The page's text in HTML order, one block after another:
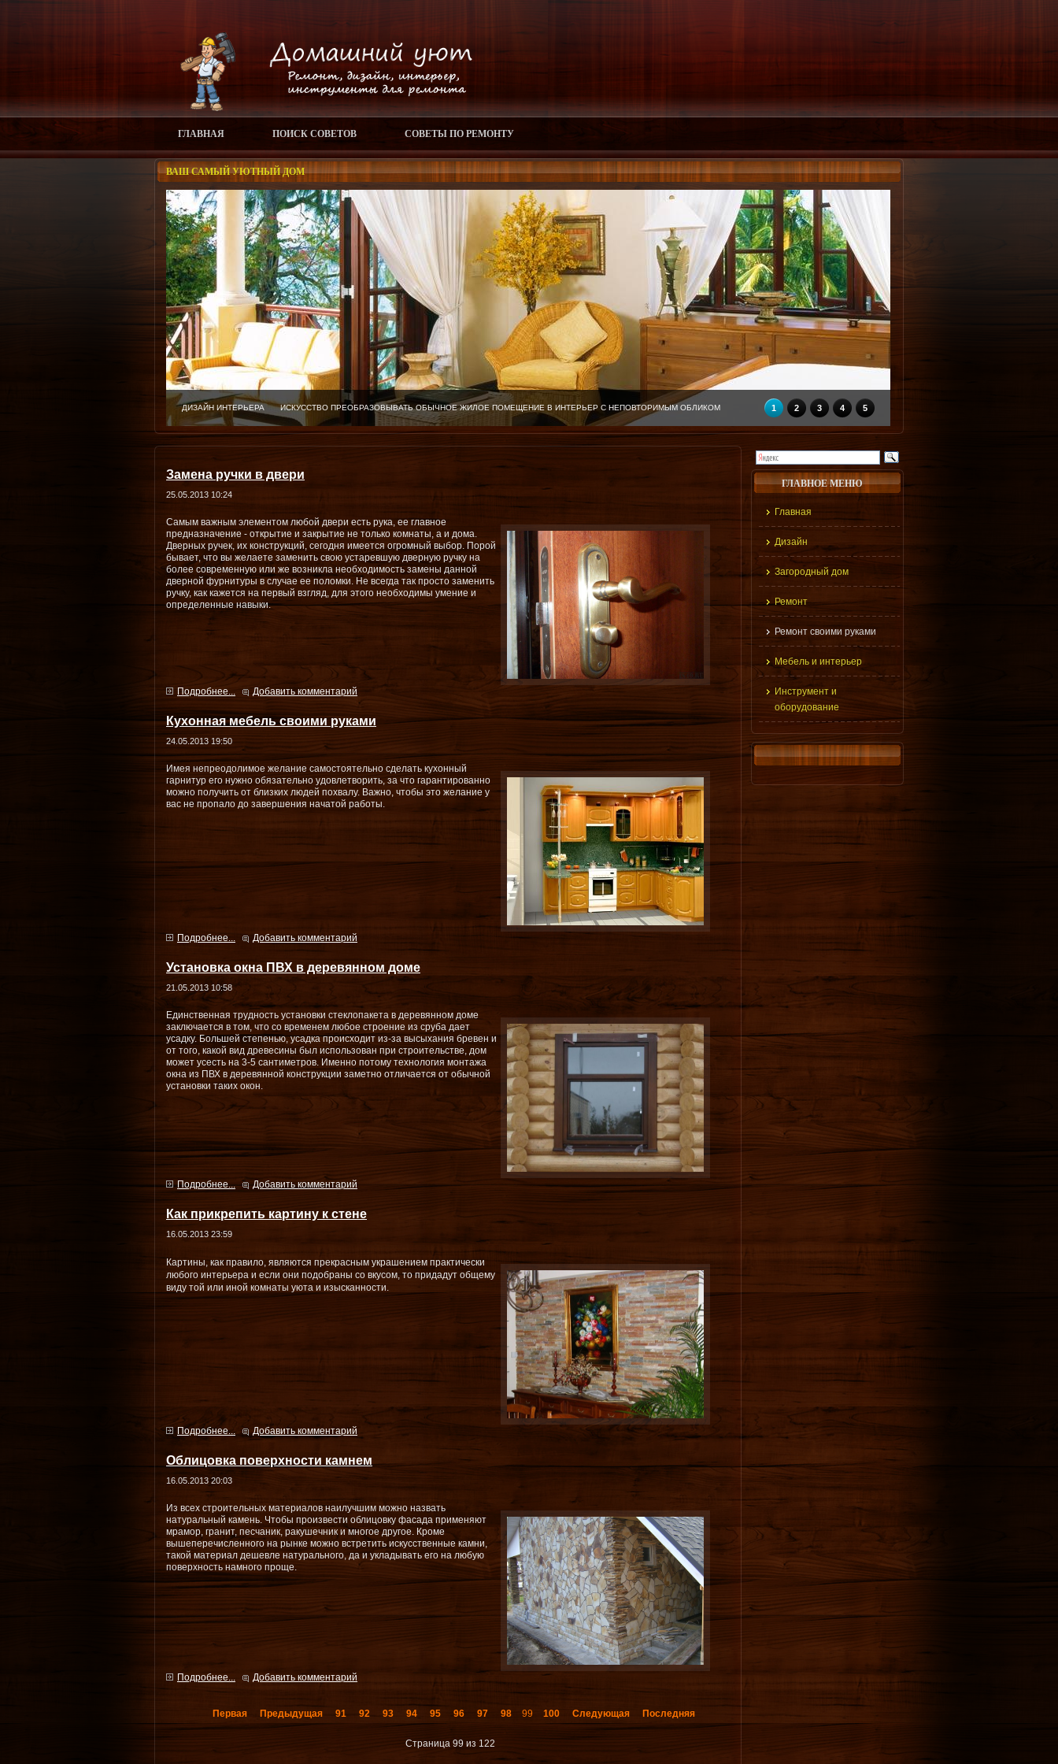
ГЛАВНАЯ ПОИСК СОВЕТОВ СОВЕТЫ ПО РЕМОНТУ
ВАШ САМЫЙ УЮТНЫЙ ДОМ
ДИЗАЙН ИНТЕРЬЕРА ИСКУССТВО ПРЕОБРАЗОВЫВАТЬ ОБЫЧНОЕ ЖИЛОЕ ПОМЕЩЕНИЕ В ИНТЕРЬЕР С НЕПОВТОРИМЫМ ОБЛИКОМ 1 2 3 4 5
Замена ручки в двери
25.05.2013 10:24
Самым важным элементом любой двери есть рука, ее главное
предназначение - открытие и закрытие не только комнаты, а и дома.
Дверных ручек, их конструкций, сегодня имеется огромный выбор. Порой
бывает, что вы желаете заменить свою устаревшую дверную ручку на
более современную или же возникла необходимость замены данной
дверной фурнитуры в случае ее поломки. Не всегда так просто заменить
ручку, как кажется на первый взгляд, для этого необходимы умение и
определенные навыки.
Подробнее... Добавить комментарий
Кухонная мебель своими руками
24.05.2013 19:50
Имея непреодолимое желание самостоятельно сделать кухонный
гарнитур его нужно обязательно удовлетворить, за что гарантированно
можно получить от близких людей похвалу. Важно, чтобы это желание у
вас не пропало до завершения начатой работы.
Подробнее... Добавить комментарий
Установка окна ПВХ в деревянном доме
21.05.2013 10:58
Единственная трудность установки стеклопакета в деревянном доме
заключается в том, что со временем любое строение из сруба дает
усадку. Большей степенью, усадка происходит из-за высыхания бревен и
от того, какой вид древесины был использован при строительстве, дом
может усесть на 3-5 сантиметров. Именно потому технология монтажа
окна из ПВХ в деревянной конструкции заметно отличается от обычной
установки таких окон.
Подробнее... Добавить комментарий
Как прикрепить картину к стене
16.05.2013 23:59
Картины, как правило, являются прекрасным украшением практически
любого интерьера и если они подобраны со вкусом, то придадут общему
виду той или иной комнаты уюта и изысканности.
Подробнее... Добавить комментарий
Облицовка поверхности камнем
16.05.2013 20:03
Из всех строительных материалов наилучшим можно назвать
натуральный камень. Чтобы произвести облицовку фасада применяют
мрамор, гранит, песчаник, ракушечник и многое другое. Кроме
вышеперечисленного на рынке можно встретить искусственные камни,
такой материал дешевле натурального, да и укладывать его на любую
поверхность намного проще.
Подробнее... Добавить комментарий
Первая Предыдущая 91 92 93 94 95 96 97 98 99 100 Следующая Последняя
Страница 99 из 122
ГЛАВНОЕ МЕНЮ
Главная
Дизайн
Загородный дом
Ремонт
Ремонт своими руками
Мебель и интерьер
Инструмент и
оборудование